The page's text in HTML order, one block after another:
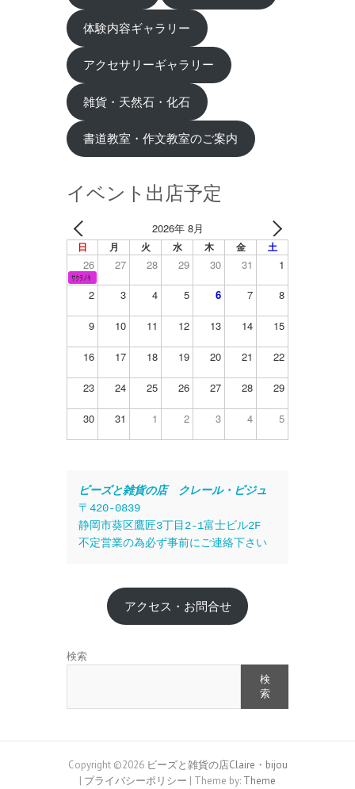
体験内容ギャラリー
アクセサリーギャラリー
雑貨・天然石・化石
書道教室・作文教室のご案内
イベント出店予定
2026年 8月
日 月 火 水 木 金 土
26 27 28 29 30 31 1
ｻｸﾗﾉｷ
2 3 4 5 6 7 8
9 10 11 12 13 14 15
16 17 18 19 20 21 22
23 24 25 26 27 28 29
30 31 1 2 3 4 5
ビーズと雑貨の店　クレール・ビジュ
〒420-0839
静岡市葵区鷹匠3丁目2-1富士ビル2F
不定営業の為必ず事前にご連絡下さい
アクセス・お問合せ
検索
検
索
Copyright ©2026 ビーズと雑貨の店Claire・bijou
| プライバシーポリシー | Theme by: Theme